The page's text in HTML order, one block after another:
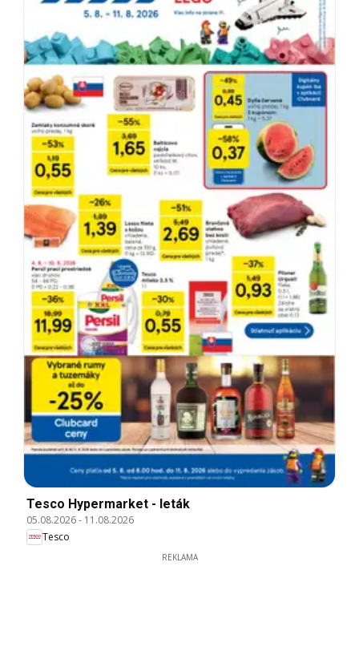
Tesco Hypermarket - leták
05.08.2026- 11.08.2026
Tesco
REKLAMA